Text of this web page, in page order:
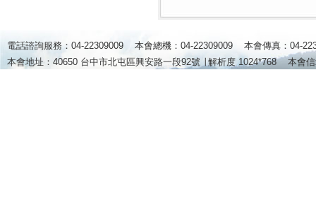
電話諮詢服務：04-22309009 本會總機：04-22309009 本會傳真：04-
本會地址：40650 台中市北屯區興安路一段92號 ∣解析度 1024*768本會信